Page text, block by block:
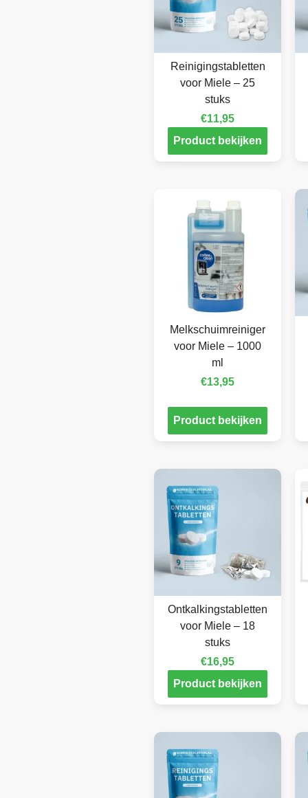
Reinigingstabletten
voor Miele – 25
stuks
€11,95
Product bekijken
Melkschuimreiniger
voor Miele – 1000
ml
€13,95
Product bekijken
Ontkalkingstabletten
voor Miele – 18
stuks
€16,95
Product bekijken